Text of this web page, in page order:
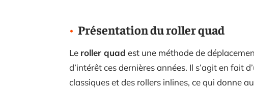
Présentation du roller quad
Le roller quad est une méthode de
d’intérêt ces dernières années. Il s’agit en fait
classiques et des rollers inlines, ce qui donne